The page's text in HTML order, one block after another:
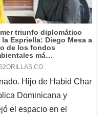
Hijo de Habid Char
Dominicana y
el espacio en el